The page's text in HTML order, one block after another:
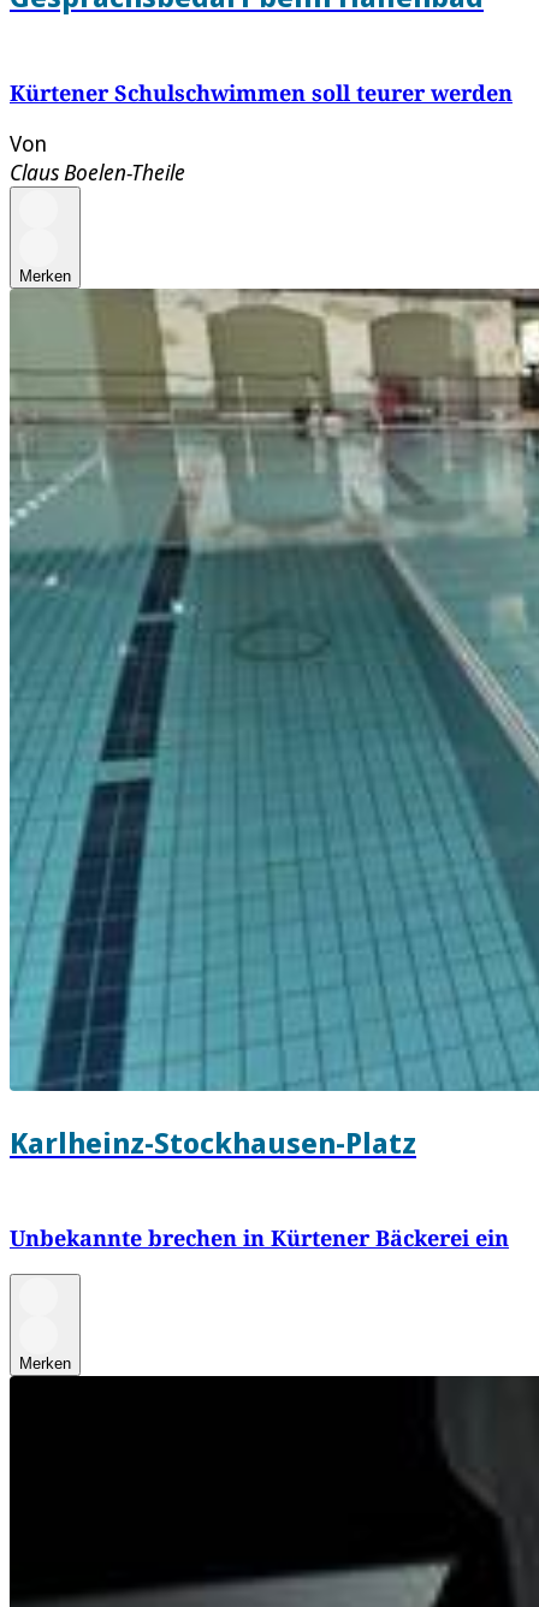
Kürtener Schulschwimmen soll teurer werden
Von
Claus Boelen-Theile
Merken
Karlheinz-Stockhausen-Platz
Unbekannte brechen in Kürtener Bäckerei ein
Merken